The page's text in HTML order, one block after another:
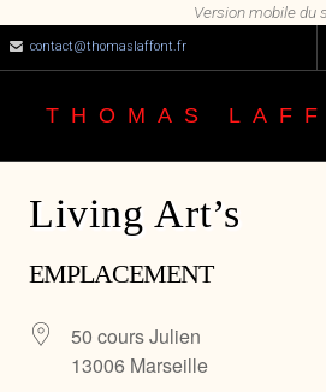
contact@thomaslaffont.fr
THOMAS
Living Art’s
EMPLACEMENT
50 cours Julien
13006 Marseille